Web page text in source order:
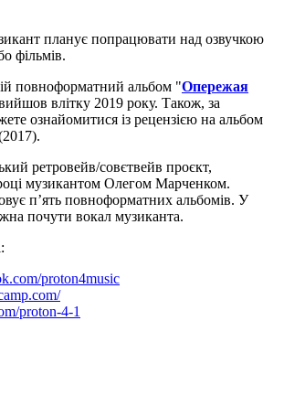
планує попрацювати над озвучкою
фільмів.
повноформатний альбом "Опережая
влітку 2019 року. Також, за
ознайомитися із рецензією на альбом
ретровейв/совєтвейв проєкт,
музикантом Олегом Марченком.
п’ять повноформатних альбомів. У
почути вокал музиканта.
proton4music
proton-4-1